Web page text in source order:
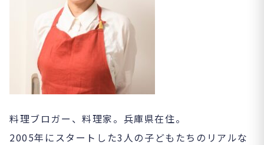
料理ブロガー、料理家。兵庫県在住。
2005年にスタートした3人の子どもたちのリアルな